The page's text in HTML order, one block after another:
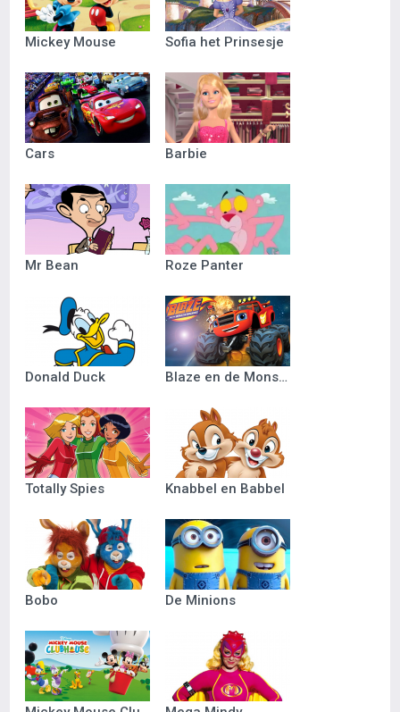
Mickey Mouse Sofia het Prinsesje
Cars Barbie
Mr Bean Roze Panter
Donald Duck Blaze en de Monsterwielen
Totally Spies Knabbel en Babbel
Bobo De Minions